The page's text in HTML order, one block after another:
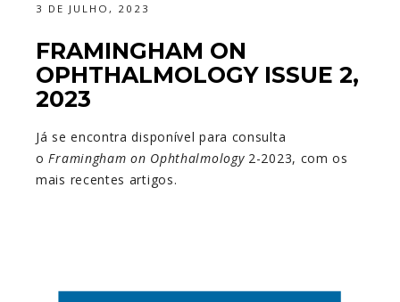
3 DE JULHO, 2023
FRAMINGHAM ON
OPHTHALMOLOGY ISSUE 2,
2023
Já se encontra disponível para consulta
oFramingham on Ophthalmology2-2023, com os
mais recentes artigos.